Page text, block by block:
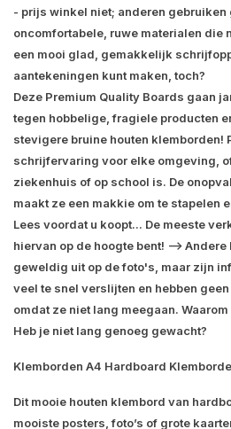
- prijs winkel niet; anderen gebruiken
oncomfortabele, ruwe materialen die
een mooi glad, gemakkelijk
aantekeningen kunt maken, toch?
Deze Premium Quality Boards gaan
tegen hobbelige, fragiele producten
stevigere bruine houten klemborden!
schrijfervaring voor elke omgeving,
ziekenhuis of op school is. De
maakt ze een makkie om te stapelen
Lees voordat u koopt... De meeste
hiervan op de hoogte bent! -->
geweldig uit op de foto's, maar zijn
veel te snel verslijten en hebben
omdat ze niet lang meegaan.
Heb je niet lang genoeg gewacht?
Klemborden A4 Hardboard
Dit mooie houten klembord van
mooiste posters, foto’s of grote